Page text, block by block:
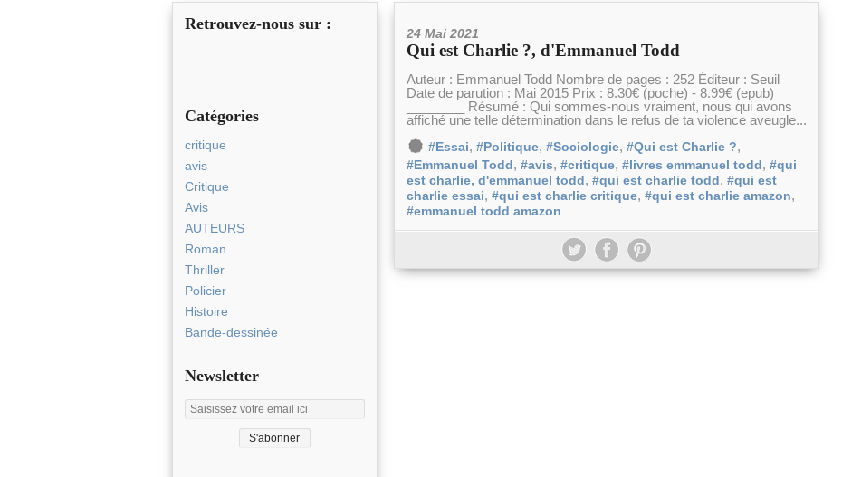
Retrouvez-nous sur :
Catégories
critique
avis
Critique
Avis
AUTEURS
Roman
Thriller
Policier
Histoire
Bande-dessinée
Newsletter
24 Mai 2021
Qui est Charlie ?, d'Emmanuel Todd
Auteur : Emmanuel Todd Nombre de pages : 252 Éditeur : Seuil
Date de parution : Mai 2015 Prix : 8.30€ (poche) - 8.99€ (epub)
________ Résumé : Qui sommes-nous vraiment, nous qui avons
affiché une telle détermination dans le refus de ta violence aveugle...
#Essai, #Politique, #Sociologie, #Qui est Charlie ?,
#Emmanuel Todd , #avis, #critique, #livres emmanuel todd , #qui
est charlie, d'emmanuel todd , #qui est charlie todd , #qui est
charlie essai, #qui est charlie critique, #qui est charlie amazon,
#emmanuel todd amazon